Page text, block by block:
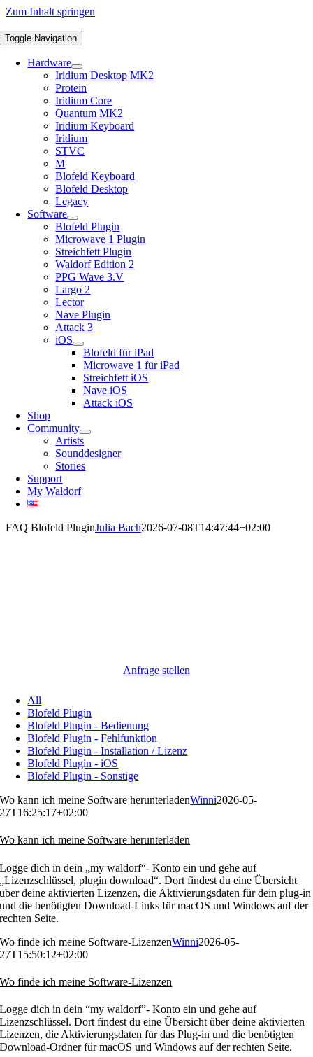
Zum Inhalt springen
Toggle Navigation
Hardware
Iridium Desktop MK2
Protein
Iridium Core
Quantum MK2
Iridium Keyboard
Iridium
STVC
M
Blofeld Keyboard
Blofeld Desktop
Legacy
Software
Blofeld Plugin
Microwave 1 Plugin
Streichfett Plugin
Waldorf Edition 2
PPG Wave 3.V
Largo 2
Lector
Nave Plugin
Attack 3
iOS
Blofeld für iPad
Microwave 1 für iPad
Streichfett iOS
Nave iOS
Attack iOS
Shop
Community
Artists
Sounddesigner
Stories
Support
My Waldorf
FAQ Blofeld PluginJulia Bach2026-07-08T14:47:44+02:00
Anfrage stellen
All
Blofeld Plugin
Blofeld Plugin - Bedienung
Blofeld Plugin - Fehlfunktion
Blofeld Plugin - Installation / Lizenz
Blofeld Plugin - iOS
Blofeld Plugin - Sonstige
Wo kann ich meine Software herunterladenWinni2026-05-
27T16:25:17+02:00
Wo kann ich meine Software herunterladen
Logge dich in dein „my waldorf“- Konto ein und gehe auf
„Lizenzschlüssel, plugin download“. Dort findest du eine Übersicht
über deine aktivierten Lizenzen, die Aktivierungsdaten für dein plug-in
und die benötigten Download-Links für macOS und Windows auf der
rechten Seite.
Wo finde ich meine Software-LizenzenWinni2026-05-
27T15:50:12+02:00
Wo finde ich meine Software-Lizenzen
Logge dich in dein “my waldorf”- Konto ein und gehe auf
Lizenzschlüssel. Dort findest du eine Übersicht über deine aktivierten
Lizenzen, die Aktivierungsdaten für das Plug-in und die benötigten
Download-Ordner für macOS und Windows auf der rechten Seite.